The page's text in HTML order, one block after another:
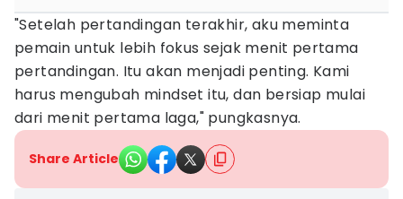
"Setelah pertandingan terakhir, aku meminta
pemain untuk lebih fokus sejak menit pertama
pertandingan. Itu akan menjadi penting. Kami
harus mengubah mindset itu, dan bersiap mulai
dari menit pertama laga," pungkasnya.
Share Article